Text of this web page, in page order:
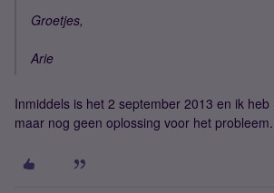
Groetjes,
Arie
Inmiddels is het 2 september 2013 en ik
maar nog geen oplossing voor het